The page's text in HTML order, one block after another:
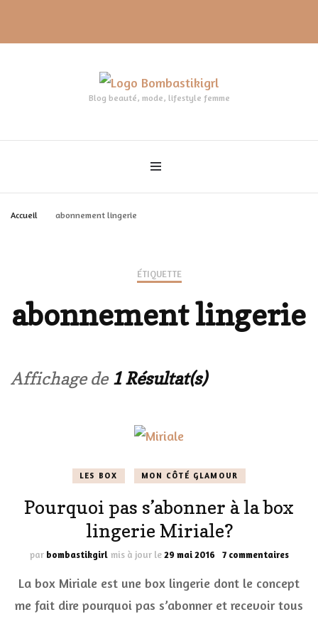
Blog beauté, mode, lifestyle femme
Accueil abonnement lingerie
ÉTIQUETTE
abonnement lingerie
Affichage de 1 Résultat(s)
LES BOX MON CÔTÉ GLAMOUR
Pourquoi pas s’abonner à la box
lingerie Miriale?
par bombastikgirl mis à jour le29 mai 2016 7 commentairessur
pas
à
La box Miriale est une box lingerie dont le concept
me fait dire pourquoi pas s’abonner et recevoir tous